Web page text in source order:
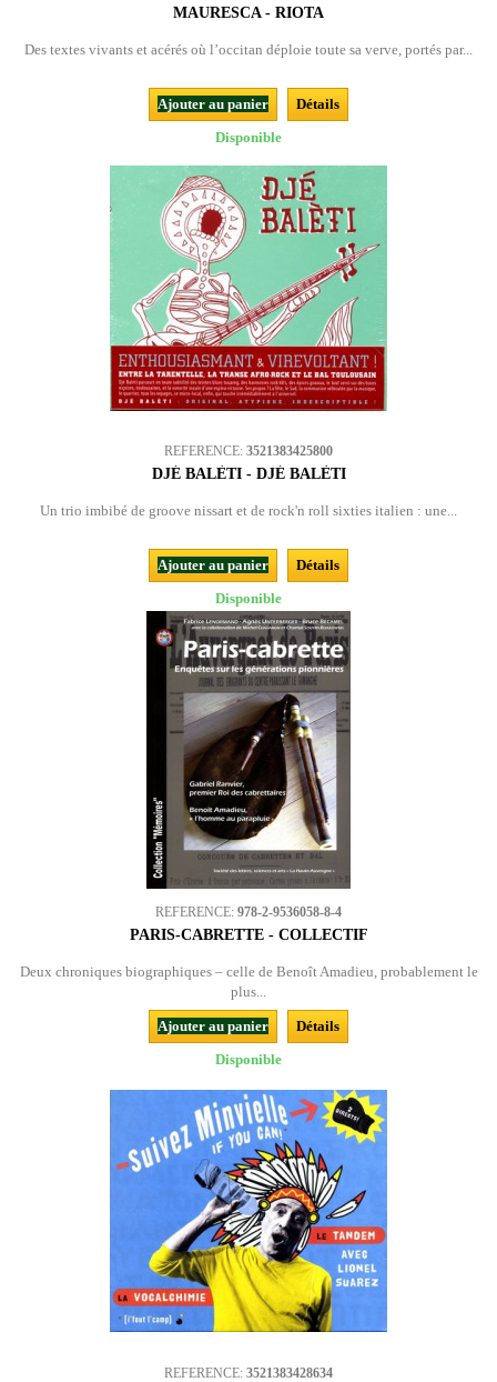
MAURESCA - RIOTA
Des textes vivants et acérés où l’occitan déploie toute sa verve, portés par...
Ajouter au panier
Détails
Disponible
REFERENCE: 3521383425800
DJÉ BALÈTI - DJÉ BALÈTI
Un trio imbibé de groove nissart et de rock'n roll sixties italien : une...
Ajouter au panier
Détails
Disponible
REFERENCE: 978-2-9536058-8-4
PARIS-CABRETTE - COLLECTIF
Deux chroniques biographiques – celle de Benoît Amadieu, probablement le
plus...
Ajouter au panier
Détails
Disponible
REFERENCE: 3521383428634